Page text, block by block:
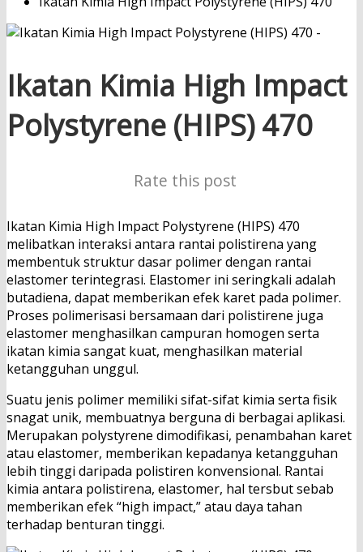
Ikatan Kimia High Impact
Polystyrene (HIPS) 470
Rate this post
Ikatan Kimia High Impact Polystyrene (HIPS) 470
melibatkan interaksi antara rantai polistirena yang
membentuk struktur dasar polimer dengan rantai
elastomer terintegrasi. Elastomer ini seringkali adalah
butadiena, dapat memberikan efek karet pada polimer.
Proses polimerisasi bersamaan dari polistirene juga
elastomer menghasilkan campuran homogen serta
ikatan kimia sangat kuat, menghasilkan material
ketangguhan unggul.
Suatu jenis polimer memiliki sifat-sifat kimia serta fisik
snagat unik, membuatnya berguna di berbagai aplikasi.
Merupakan polystyrene dimodifikasi, penambahan karet
atau elastomer, memberikan kepadanya ketangguhan
lebih tinggi daripada polistiren konvensional. Rantai
kimia antara polistirena, elastomer, hal tersbut sebab
memberikan efek “high impact,” atau daya tahan
terhadap benturan tinggi.